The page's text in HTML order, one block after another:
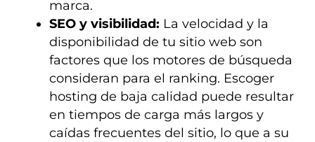
marca.
SEO y visibilidad: La velocidad y la
disponibilidad de tu sitio web son
factores que los motores de búsqueda
consideran para el ranking. Escoger
hosting de baja calidad puede resultar
en tiempos de carga más largos y
caídas frecuentes del sitio, lo que a su